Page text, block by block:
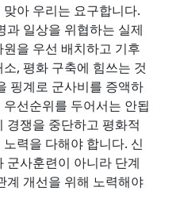
아 우리는 요구합니다.
과 일상을 위협하는 실제
을 우선 배치하고 기후
, 평화 구축에 힘쓰는 것
핑계로 군사비를 증액하
선순위를 두어서는 안됩
경쟁을 중단하고 평화적
력을 다해야 합니다. 신
군사훈련이 아니라 단계
계 개선을 위해 노력해야